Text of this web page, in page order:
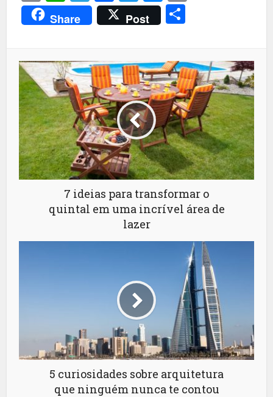
Link
Share Post
7 ideias para transformar o
quintal em uma incrível área de
lazer
5 curiosidades sobre arquitetura
que ninguém nunca te contou